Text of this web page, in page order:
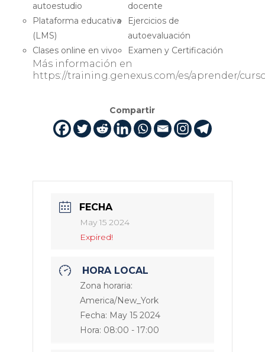
autoestudio
Plataforma educativa
(LMS)
Clases online en vivo
docente
Ejercicios de
autoevaluación
Examen y Certificación
Más información en
https://training.genexus.com/es/aprender/
Compartir
FECHA
May 15 2024
Expired!
HORA LOCAL
Zona horaria:
America/New_York
Fecha: May 15 2024
Hora: 08:00 - 17:00